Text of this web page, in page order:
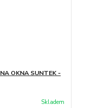
OKNA SUNTEK -
Skladem